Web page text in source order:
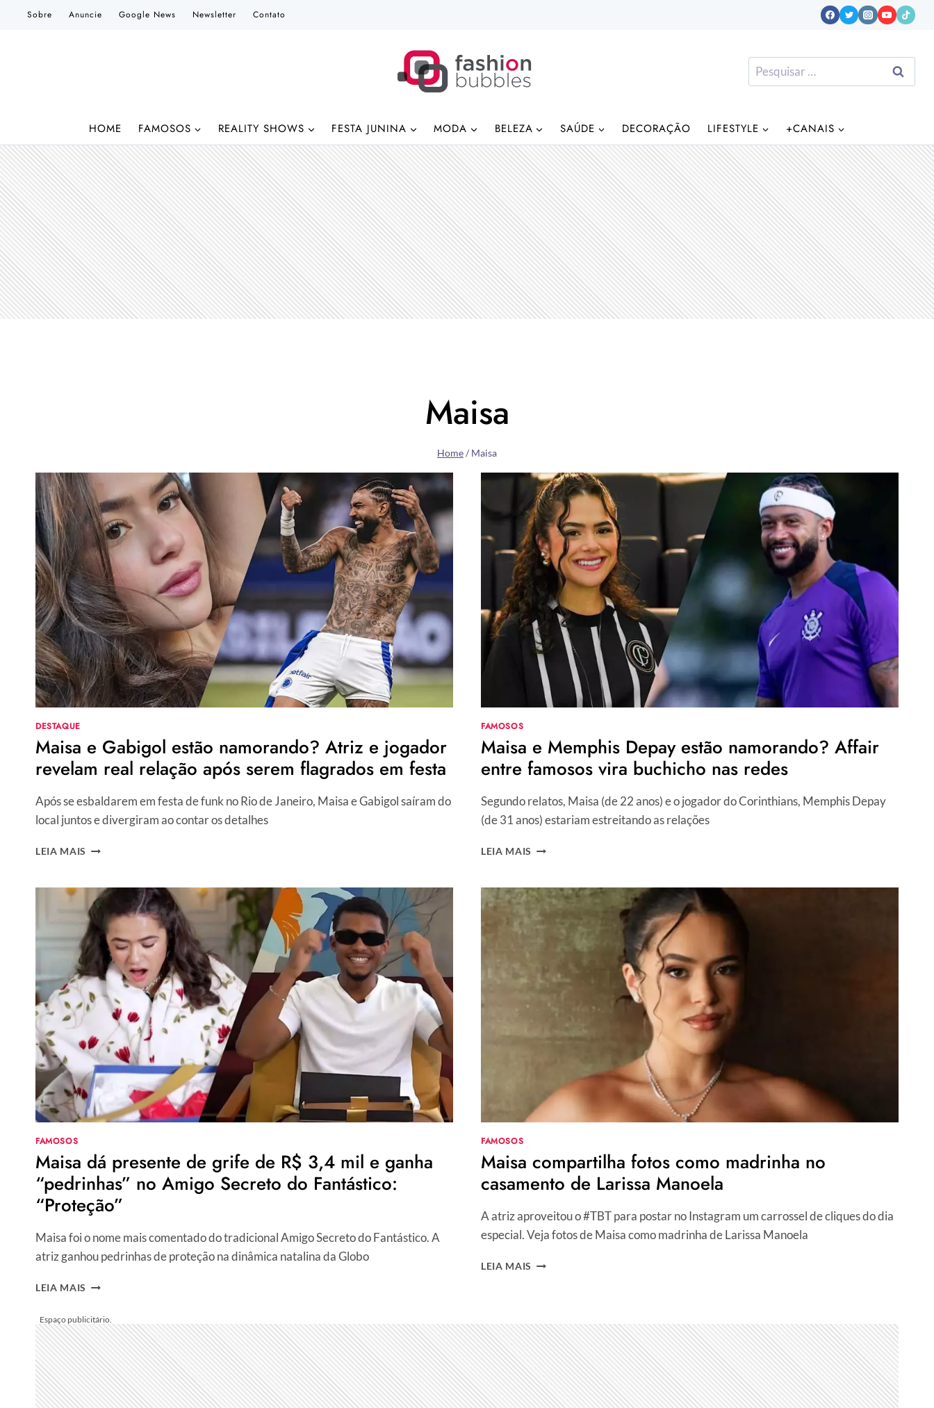
Sobre Anuncie Google News Newsletter Contato
Pesquisar
por:
HOME FAMOSOS REALITY SHOWS FESTA JUNINA MODA BELEZA SAÚDE DECORAÇÃO LIFESTYLE +CANAIS
Maisa
Home/ Maisa
DESTAQUE
Maisa e Gabigol estão namorando? Atriz e jogador
revelam real relação após serem flagrados em festa
Após se esbaldarem em festa de funk no Rio de Janeiro, Maisa e Gabigol saíram do
local juntos e divergiram ao contar os detalhes
LEIA MAIS MAISA
ESTÃO
NAMORANDO?
ATRIZ
E
JOGADOR
REVELAM
REAL
RELAÇÃO
APÓS
SEREM
FLAGRADOS
EM
FESTA
FAMOSOS
Maisa e Memphis Depay estão namorando? Affair
entre famosos vira buchicho nas redes
Segundo relatos, Maisa (de 22 anos) e o jogador do Corinthians, Memphis Depay
(de 31 anos) estariam estreitando as relações
LEIA MAIS MAISA
DEPAY
ESTÃO
NAMORANDO?
VIRA
NAS
FAMOSOS
Maisa dá presente de grife de R$ 3,4 mil e ganha
“pedrinhas” no Amigo Secreto do Fantástico:
“Proteção”
Maisa foi o nome mais comentado do tradicional Amigo Secreto do Fantástico. A
atriz ganhou pedrinhas de proteção na dinâmica natalina da Globo
LEIA MAIS MAISA
DE
GRIFE
DE
R$
3,4
MIL
FAMOSOS
Maisa compartilha fotos como madrinha no
casamento de Larissa Manoela
A atriz aproveitou o #TBT para postar no Instagram um carrossel de cliques do dia
especial. Veja fotos de Maisa como madrinha de Larissa Manoela
LEIA MAIS MAISA
NO
CASAMENTO
DE
LARISSA
MANOELA